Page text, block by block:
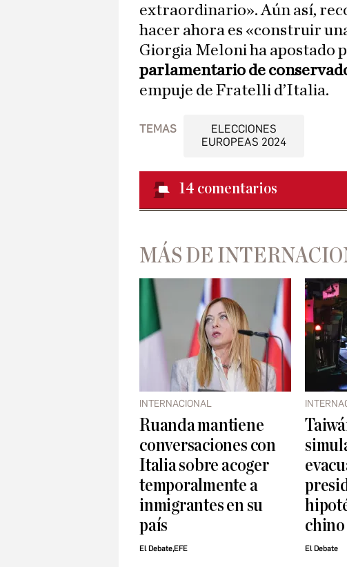
extraordinario». Aún así,
hacer ahora es «construir
Giorgia Meloni ha apostado
parlamentario de
empuje de Fratelli d’Italia.
TEMAS
ELECCIONES
EUROPEAS 2024
14 comentarios
MÁS DE
INTERNACIONAL
Ruanda mantiene
conversaciones con
Italia sobre acoger
temporalmente a
inmigrantes en su
país
El Debate,EFE
chino
El Debate